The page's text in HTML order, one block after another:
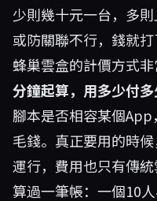
少則幾十元一台，多
或防關聯不行，錢就打
蜂巢雲盒的計價方式非
分鐘起算，用多少付
腳本是否相容某個
毛錢。真正要用的時
運行，費用也只有傳
算過一筆帳：一個10